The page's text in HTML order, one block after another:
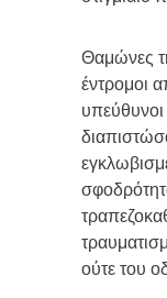
Θαμώνες
έντρομοι
ούτε του